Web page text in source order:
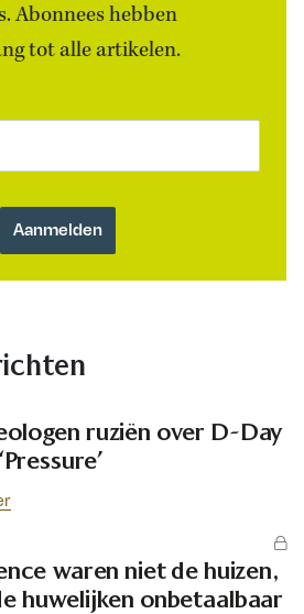
Abonnees hebben
tot alle artikelen.
ruziën over D-Day
waren niet de huizen,
huwelijken onbetaalbaar